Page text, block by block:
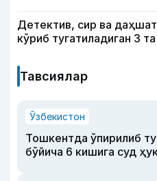
Детектив, сир ва
кўриб тугатиладиган 3
Тавсиялар
Ўзбекистон
Тошкентда ўпирилиб
бўйича 6 кишига суд